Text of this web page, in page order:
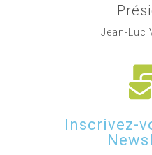
Jean-Luc
Inscrivez-